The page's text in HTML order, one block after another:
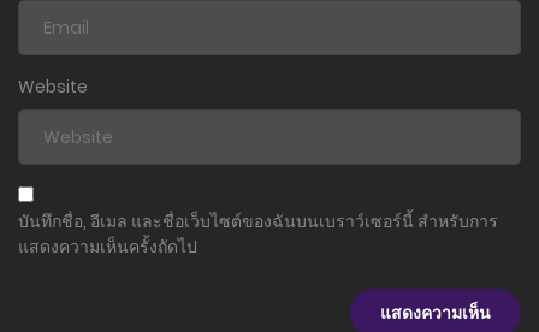
ตอนที่ 22
2 กุมภาพันธ์ 2025
ตอนที่ 21
2 กุมภาพันธ์ 2025
ตอนที่ 20
2 กุมภาพันธ์ 2025
Website
บันทึกชื่อ, อีเมล และชื่อเว็บไซต์ของฉันบนเบราว์เซอร์นี้ สำหรับการ
แสดงความเห็นครั้งถัดไป